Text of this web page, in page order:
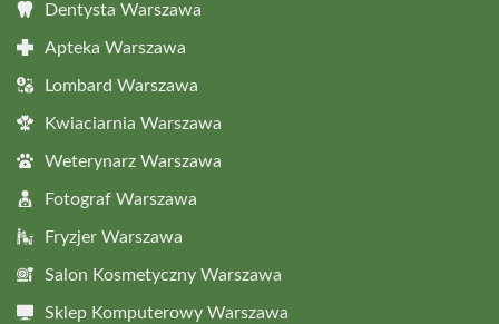
Dentysta Warszawa
Apteka Warszawa
Lombard Warszawa
Kwiaciarnia Warszawa
Weterynarz Warszawa
Fotograf Warszawa
Fryzjer Warszawa
Salon Kosmetyczny Warszawa
Sklep Komputerowy Warszawa